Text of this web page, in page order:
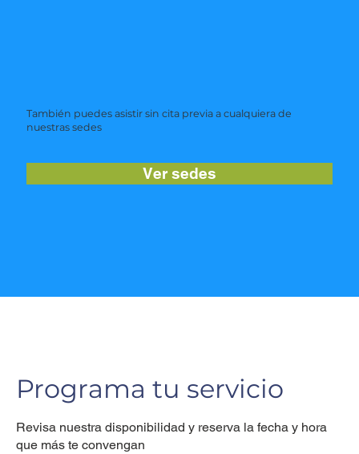
También puedes asistir sin cita previa a cualquiera de
nuestras sedes
Ver sedes
Programa tu servicio
Revisa nuestra disponibilidad y reserva la fecha y hora
que más te convengan